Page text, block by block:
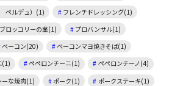
ペルデュ）(1)
フレンチドレッシング(1)
ブロッコリーの茎(1)
プロバンサル(1)
ベーコン(20)
ベーコンマヨ焼きそば(1)
(1) ペペロンチーニ(1)
ペペロンチーノ(4)
ーな焼肉(1) ポーク(1)
ポークステーキ(1)